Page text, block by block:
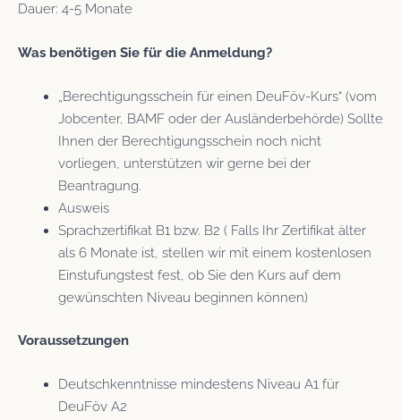
Dauer: 4-5 Monate
Was benötigen Sie für die Anmeldung?
„Berechtigungsschein für einen DeuFöv-Kurs“ (vom
Jobcenter, BAMF oder der Ausländerbehörde) Sollte
Ihnen der Berechtigungsschein noch nicht
vorliegen, unterstützen wir gerne bei der
Beantragung.
Ausweis
Sprachzertifikat B1 bzw. B2 ( Falls Ihr Zertifikat älter
als 6 Monate ist, stellen wir mit einem kostenlosen
Einstufungstest fest, ob Sie den Kurs auf dem
gewünschten Niveau beginnen können)
Voraussetzungen
Deutschkenntnisse mindestens Niveau A1 für
DeuFöv A2